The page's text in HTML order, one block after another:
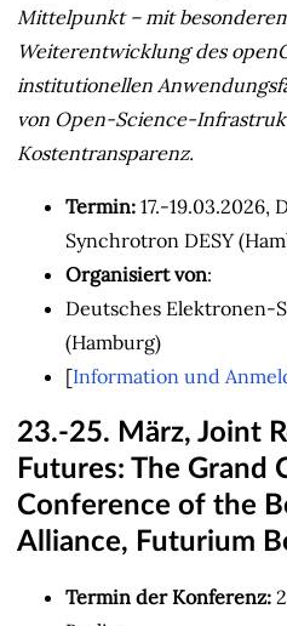
Mittelpunkt – mit
Weiterentwicklung des
institutionellen
von Open-Science-
Kostentransparenz.
Termin: 17.-19.03.2026,
Synchrotron DESY
Organisiert von:
Deutsches Elektronen-
(Hamburg)
[Information und
23.-25. März, Joint
Futures: The Grand
Conference of the
Alliance, Futurium
Termin der Konferenz: